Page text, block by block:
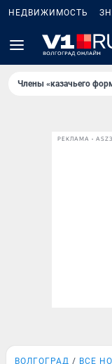
НЕДВИЖИМОСТЬ
Члены «казачьего
РЕКЛАМА •
ВОЛГОГРАД ВСЕ